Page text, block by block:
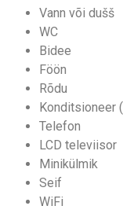
Vann või dušš
WC
Bidee
Föön
Rõdu
Konditsioneer
Telefon
LCD televiisor
Minikülmik
Seif
WiFi